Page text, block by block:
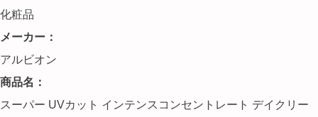
化粧品
メーカー：
アルビオン
商品名：
スーパー UVカット インテンスコンセントレート デイクリー